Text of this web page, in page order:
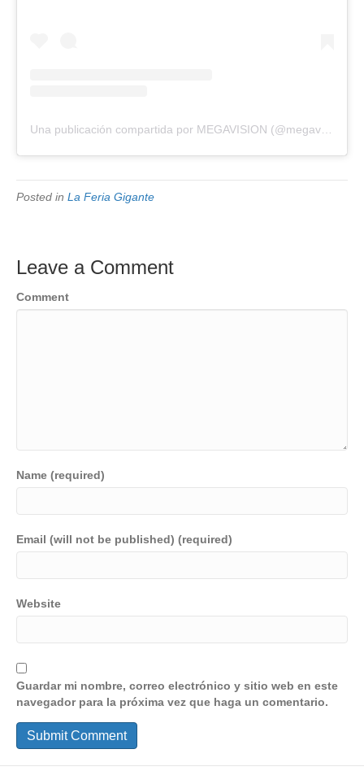
Posted in La Feria Gigante
Leave a Comment
Comment
Name (required)
Email (will not be published) (required)
Website
Guardar mi nombre, correo electrónico y sitio web en este
navegador para la próxima vez que haga un comentario.